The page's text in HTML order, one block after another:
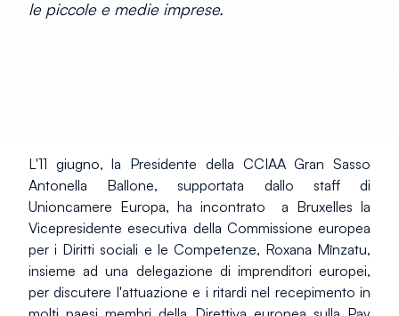
le piccole e medie imprese.
L'11 giugno, la Presidente della CCIAA Gran Sasso
Antonella Ballone, supportata dallo staff di
Unioncamere Europa, ha incontrato  a Bruxelles la
Vicepresidente esecutiva della Commissione europea
per i Diritti sociali e le Competenze, Roxana Mînzatu,
insieme ad una delegazione di imprenditori europei,
per discutere l'attuazione e i ritardi nel recepimento in